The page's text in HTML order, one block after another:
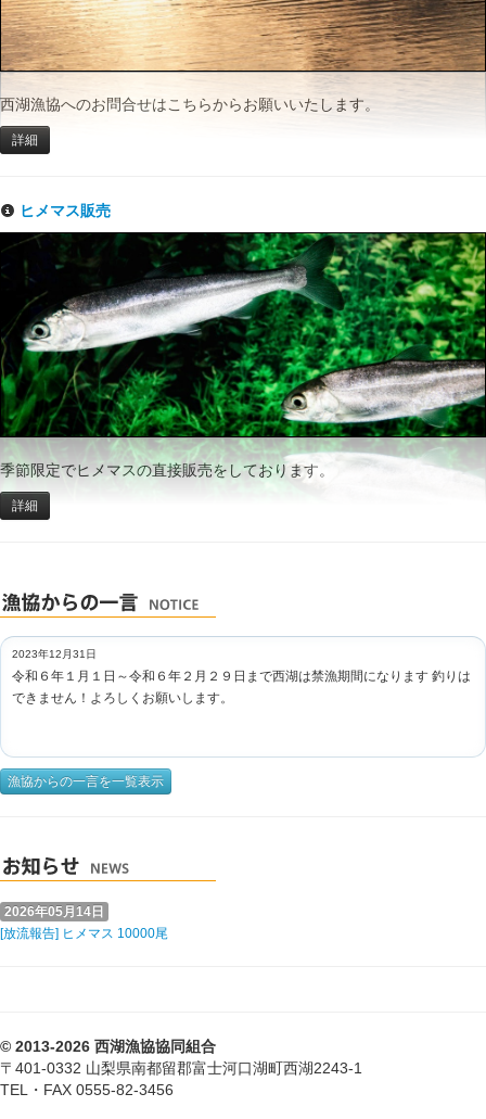
西湖漁協へのお問合せはこちらからお願いいたします。
詳細
ヒメマス販売
季節限定でヒメマスの直接販売をしております。
詳細
2023年12月31日
令和６年１月１日～令和６年２月２９日まで西湖は禁漁期間になります 釣りは
できません！よろしくお願いします。
漁協からの一言を一覧表示
2026年05月14日
[放流報告] ヒメマス 10000尾
© 2013-2026 西湖漁協協同組合
〒401-0332 山梨県南都留郡富士河口湖町西湖2243-1
TEL・FAX 0555-82-3456